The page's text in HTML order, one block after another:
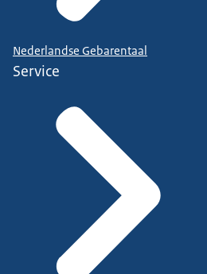
Nederlandse Gebarentaal
Service